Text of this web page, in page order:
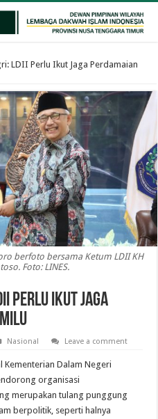
LDII Perlu Ikut Jaga Perdamaian
berfoto bersama Ketum LDII KH
Foto: LINES.
Perlu Ikut Jaga
Nasional Leave a comment
Kementerian Dalam Negeri
organisasi
merupakan tulang punggung
berpolitik, seperti halnya